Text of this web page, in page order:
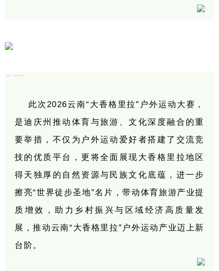
此次2026云南“大香格里拉”户外运动大赛，
是迪庆州推动体育与旅游、文化深度融合的重
要举措，不仅为户外运动爱好者搭建了交流竞
技的优质平台，更将全面展现大香格里拉地区
得天独厚的自然资源与民族文化底蕴，进一步
擦亮“世界徒步圣地”名片，带动体育旅游产业提
质增效，助力乡村振兴与区域经济高质量发
展，推动云南“大香格里拉”户外运动产业迈上新
台阶。